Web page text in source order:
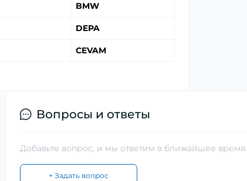
BMW
DEPA
CEVAM
Вопросы и ответы
Добавьте вопрос, и мы ответим в ближайшее время.
+ Задать вопрос